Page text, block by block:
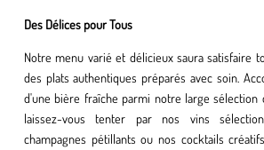
Des Délices pour Tous
Notre menu varié et délicieux saura satisfaire
des plats authentiques préparés avec soin.
d'une bière fraîche parmi notre large sélection
laissez-vous tenter par nos vins
champagnes pétillants ou nos cocktails